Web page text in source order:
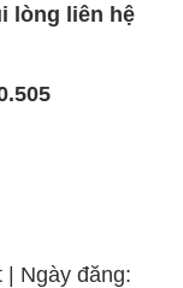
lòng liên hệ
Ngày đăng: